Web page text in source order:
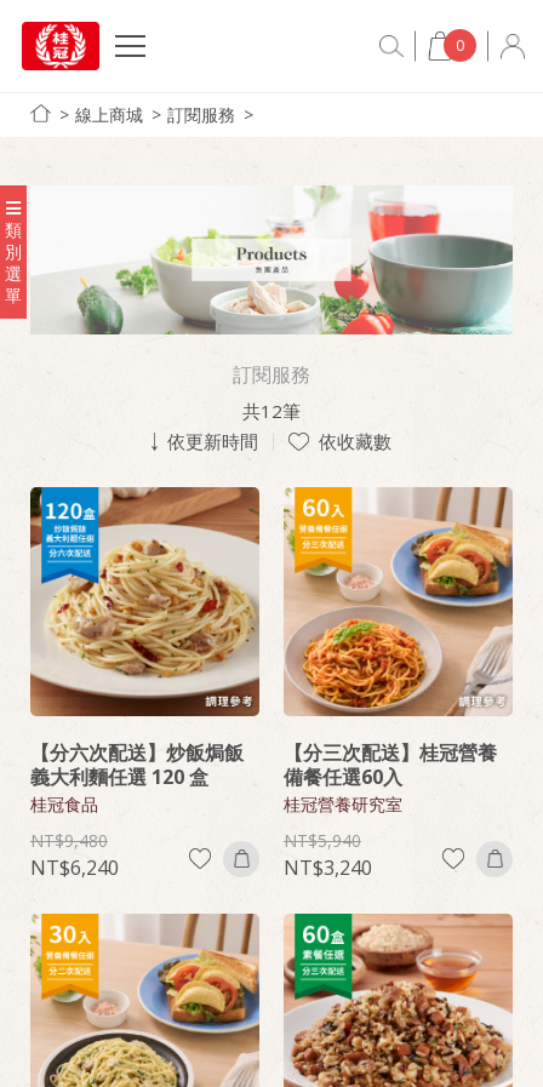
0
線上商城 訂閱服務
類
別
選
單
訂閱服務
共12筆
依更新時間
依收藏數
【分六次配送】炒飯焗飯
義大利麵任選 120 盒
桂冠食品
9,480
6,240
【分三次配送】桂冠營養
備餐任選60入
桂冠營養研究室
5,940
3,240